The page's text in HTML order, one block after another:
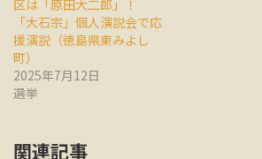
区は「原田大二郎」！
「大石宗」個人演説会で応
援演説（徳島県東みよし
町）
2025年7月12日
選挙
関連記事